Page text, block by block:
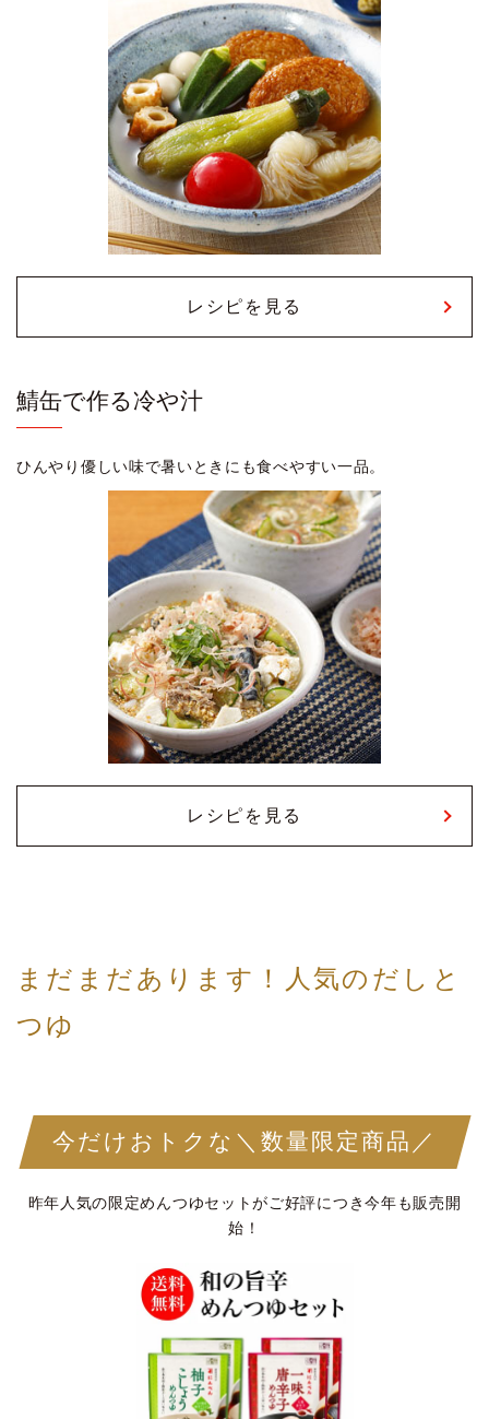
レシピを見る
鯖缶で作る冷や汁
ひんやり優しい味で暑いときにも食べやすい一品。
レシピを見る
まだまだあります！人気のだしと
つゆ
今だけおトクな＼数量限定商品／
昨年人気の限定めんつゆセットがご好評につき今年も販売開
始！